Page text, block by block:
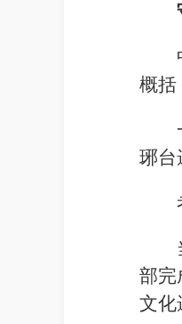
概括
琊台
部完
文化